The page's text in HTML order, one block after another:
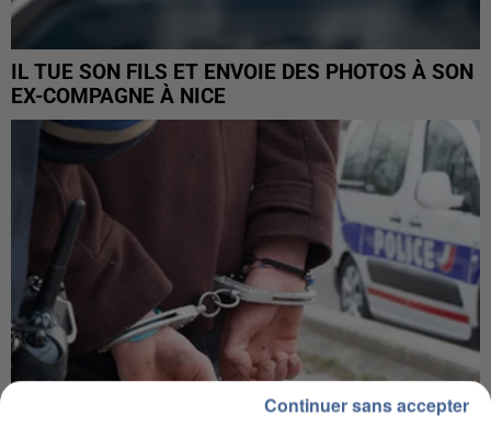
IL TUE SON FILS ET ENVOIE DES PHOTOS À SON
EX-COMPAGNE À NICE
Continuer sans accepter